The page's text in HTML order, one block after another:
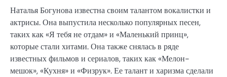
Наталья Богунова известна своим талантом вокалистки и
актрисы. Она выпустила несколько популярных песен,
таких как «Я тебя не отдам» и «Маленький принц»,
которые стали хитами. Она также снялась в ряде
известных фильмов и сериалов, таких как «Мелон-
мешок», «Кухня» и «Физрук». Ее талант и харизма сделали